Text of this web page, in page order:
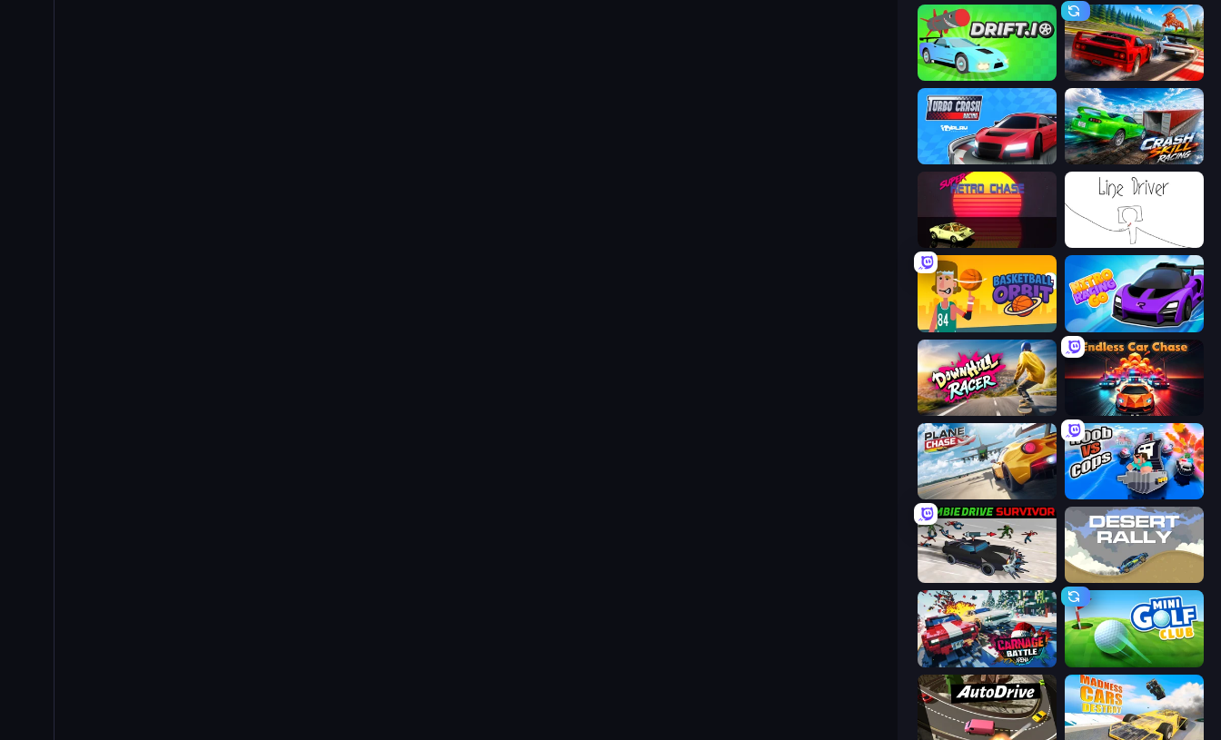
Drift.io Racing: Online!
Turbo Crash Crash Skill Racing
Super Retro Chase
Basketball Orbit Nitro Racing Go
Downhill Racer Endless Hot Pursuit
Plane Chase Noob vs Cops
Zombie Drive Survivor Desert Rally
Carnage Battle Arena Mini Golf Club